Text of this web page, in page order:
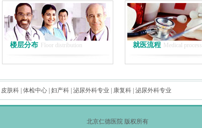
楼层分布 Floor distribution 就医流程 Medical process
皮肤科 体检中心 妇产科 泌尿外科专业 康复科 泌尿外科专业
北京仁德医院 版权所有